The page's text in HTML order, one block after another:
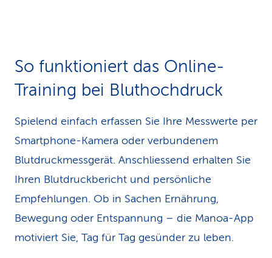
So funktioniert das Online-
Training bei Bluthochdruck
Spielend einfach erfassen Sie Ihre Messwerte per
Smartphone-Kamera oder verbundenem
Blutdruckmessgerät. Anschliessend erhalten Sie
Ihren Blutdruckbericht und persönliche
Empfehlungen. Ob in Sachen Ernährung,
Bewegung oder Entspannung – die Manoa-App
motiviert Sie, Tag für Tag gesünder zu leben.